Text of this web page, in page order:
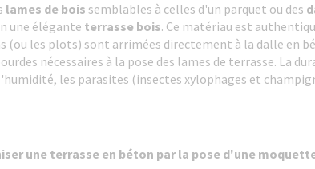
lames de bois semblables à celles d'un parquet ou des
une élégante terrasse bois. Ce matériau est
(ou les plots) sont arrimées directement à la dalle en
nécessaires à la pose des lames de terrasse. La
les parasites (insectes xylophages et
une terrasse en béton par la pose d'une